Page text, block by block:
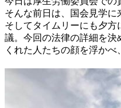
そんな前日は、国会見学に
そしてタイムリーにも夕
議。今回の法律の詳細を
くれた人たちの顔を浮かべ